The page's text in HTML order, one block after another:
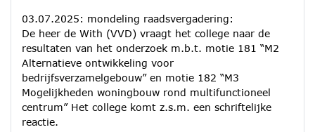
03.07.2025: mondeling raadsvergadering:
De heer de With (VVD) vraagt het college naar de
resultaten van het onderzoek m.b.t. motie 181 “M2
Alternatieve ontwikkeling voor
bedrijfsverzamelgebouw” en motie 182 “M3
Mogelijkheden woningbouw rond multifunctioneel
centrum” Het college komt z.s.m. een schriftelijke
reactie.